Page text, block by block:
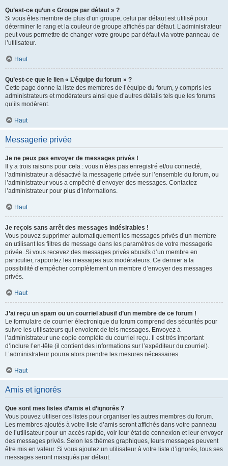
Qu’est-ce qu’un « Groupe par défaut » ?
Si vous êtes membre de plus d’un groupe, celui par défaut est utilisé pour
déterminer le rang et la couleur de groupe affichés par défaut. L’administrateur
peut vous permettre de changer votre groupe par défaut via votre panneau de
l’utilisateur.
Haut
Qu’est-ce que le lien « L’équipe du forum » ?
Cette page donne la liste des membres de l’équipe du forum, y compris les
administrateurs et modérateurs ainsi que d’autres détails tels que les forums
qu’ils modèrent.
Haut
Messagerie privée
Je ne peux pas envoyer de messages privés !
Il y a trois raisons pour cela : vous n’êtes pas enregistré et/ou connecté,
l’administrateur a désactivé la messagerie privée sur l’ensemble du forum, ou
l’administrateur vous a empêché d’envoyer des messages. Contactez
l’administrateur pour plus d’informations.
Haut
Je reçois sans arrêt des messages indésirables !
Vous pouvez supprimer automatiquement les messages privés d’un membre
en utilisant les filtres de message dans les paramètres de votre messagerie
privée. Si vous recevez des messages privés abusifs d’un membre en
particulier, rapportez les messages aux modérateurs. Ce dernier a la
possibilité d’empêcher complètement un membre d’envoyer des messages
privés.
Haut
J’ai reçu un spam ou un courriel abusif d’un membre de ce forum !
Le formulaire de courrier électronique du forum comprend des sécurités pour
suivre les utilisateurs qui envoient de tels messages. Envoyez à
l’administrateur une copie complète du courriel reçu. Il est très important
d’inclure l’en-tête (il contient des informations sur l’expéditeur du courriel).
L’administrateur pourra alors prendre les mesures nécessaires.
Haut
Amis et ignorés
Que sont mes listes d’amis et d’ignorés ?
Vous pouvez utiliser ces listes pour organiser les autres membres du forum.
Les membres ajoutés à votre liste d’amis seront affichés dans votre panneau
de l’utilisateur pour un accès rapide, voir leur état de connexion et leur envoyer
des messages privés. Selon les thèmes graphiques, leurs messages peuvent
être mis en valeur. Si vous ajoutez un utilisateur à votre liste d’ignorés, tous ses
messages seront masqués par défaut.